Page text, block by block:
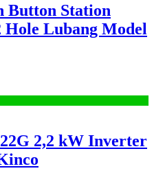
Button Station
Hole Lubang Model
2,2 kW Inverter